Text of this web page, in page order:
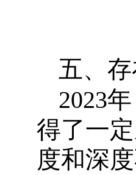
五、
2023
得了一
度和深